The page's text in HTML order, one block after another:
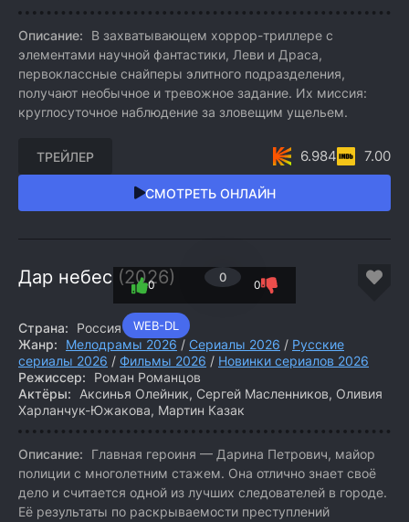
Описание:
В захватывающем хоррор-триллере с
элементами научной фантастики, Леви и Драса,
первоклассные снайперы элитного подразделения,
получают необычное и тревожное задание. Их миссия:
круглосуточное наблюдение за зловещим ущельем.
СМОТРЕТЬ ОНЛАЙН
ТРЕЙЛЕР 6.984 7.00
Дар небес (2026)
WEB-DL
0
0 0
Страна:
Россия
Жанр:
Мелодрамы 2026 / Сериалы 2026 / Русские
сериалы 2026 / Фильмы 2026 / Новинки сериалов 2026
Режиссер:
Роман Романцов
Актёры:
Аксинья Олейник, Сергей Масленников, Оливия
Харланчук-Южакова, Мартин Казак
Описание:
Главная героиня — Дарина Петрович, майор
полиции с многолетним стажем. Она отлично знает своё
дело и считается одной из лучших следователей в городе.
Её результаты по раскрываемости преступлений